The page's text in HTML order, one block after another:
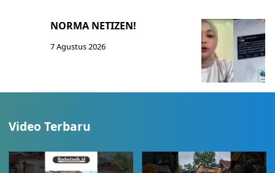
NORMA NETIZEN!
7 Agustus 2026
Video Terbaru